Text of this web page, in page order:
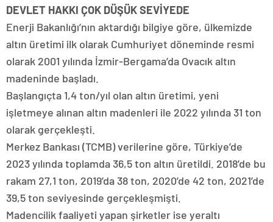
DEVLET HAKKI ÇOK DÜŞÜK SEVİYEDE
Enerji Bakanlığı’nın aktardığı bilgiye göre, ülkemizde
altın üretimi ilk olarak Cumhuriyet döneminde resmi
olarak 2001 yılında İzmir-Bergama’da Ovacık altın
madeninde başladı.
Başlangıçta 1,4 ton/yıl olan altın üretimi, yeni
işletmeye alınan altın madenleri ile 2022 yılında 31 ton
olarak gerçekleşti.
Merkez Bankası (TCMB) verilerine göre, Türkiye’de
2023 yılında toplamda 36,5 ton altın üretildi. 2018’de bu
rakam 27,1 ton, 2019’da 38 ton, 2020’de 42 ton, 2021’de
39,5 ton seviyesinde gerçekleşmişti.
Madencilik faaliyeti yapan şirketler ise yeraltı